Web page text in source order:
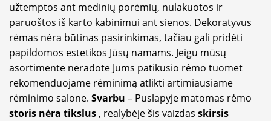
užtemptos ant medinių porėmių, nulakuotos ir
paruoštos iš karto kabinimui ant sienos. Dekoratyvus
rėmas nėra būtinas pasirinkimas, tačiau gali pridėti
papildomos estetikos Jūsų namams. Jeigu mūsų
asortimente neradote Jums patikusio rėmo tuomet
rekomenduojame rėminimą atlikti artimiausiame
rėminimo salone. Svarbu – Puslapyje matomas rėmo
storis nėra tikslus, realybėje šis vaizdas skirsis